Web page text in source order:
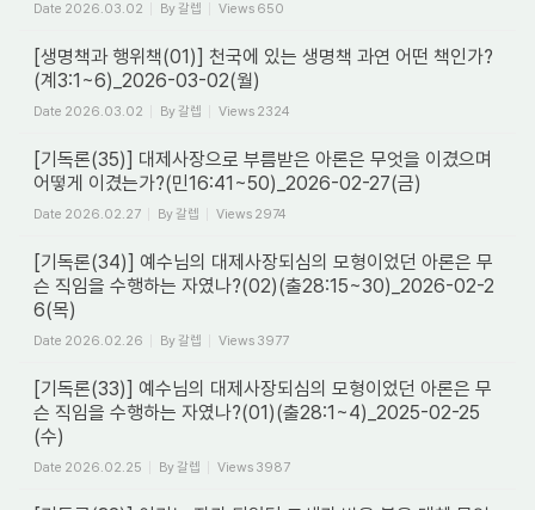
Date 2026.03.02 By갈렙 Views 650
[생명책과 행위책(01)] 천국에 있는 생명책 과연 어떤 책인가?
(계3:1~6)_2026-03-02(월)
Date 2026.03.02 By갈렙 Views 2324
[기독론(35)] 대제사장으로 부름받은 아론은 무엇을 이겼으며
어떻게 이겼는가?(민16:41~50)_2026-02-27(금)
Date 2026.02.27 By갈렙 Views 2974
[기독론(34)] 예수님의 대제사장되심의 모형이었던 아론은 무
슨 직임을 수행하는 자였나?(02)(출28:15~30)_2026-02-2
6(목)
Date 2026.02.26 By갈렙 Views 3977
[기독론(33)] 예수님의 대제사장되심의 모형이었던 아론은 무
슨 직임을 수행하는 자였나?(01)(출28:1~4)_2025-02-25
(수)
Date 2026.02.25 By갈렙 Views 3987